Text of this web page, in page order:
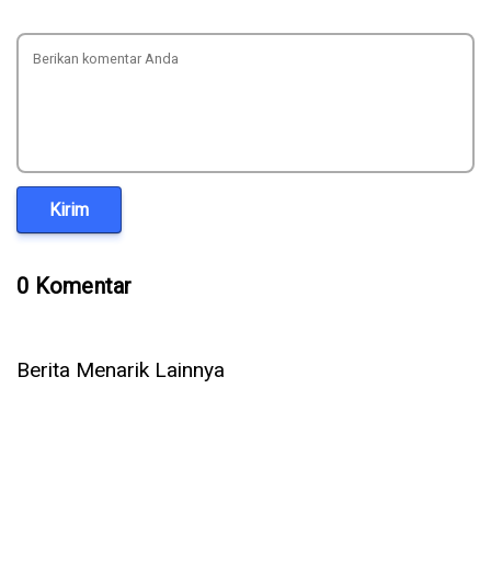
Kirim
0 Komentar
Berita Menarik Lainnya